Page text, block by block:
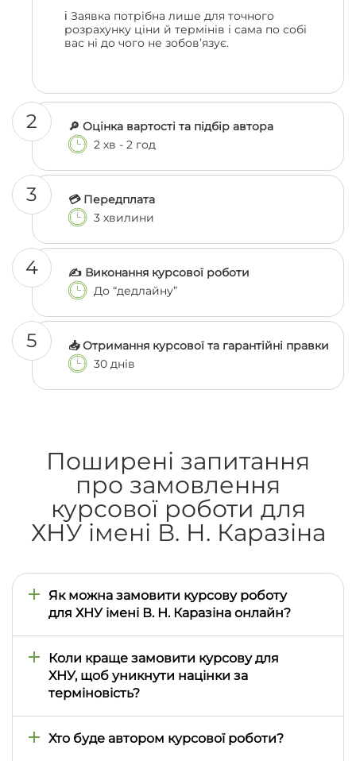
ℹ️ Заявка потрібна лише для точного
розрахунку ціни й термінів і сама по собі
вас ні до чого не зобов’язує.
2
🔎 Оцінка вартості та підбір автора
2 хв - 2 год
3
💳 Передплата
3 хвилини
4
✍️ Виконання курсової роботи
До “дедлайну”
5
📥 Отримання курсової та гарантійні правки
30 днів
Поширені запитання
про замовлення
курсової роботи для
ХНУ імені В. Н. Каразіна
Як можна замовити курсову роботу
для ХНУ імені В. Н. Каразіна онлайн?
na5ku.com.ua. У заявці потрібно вказати тему,
дисципліну, спеціальність, строки, вимоги
викладача та кафедри. Якщо є методичка, план,
список джерел або приклад оформлення, їх
краще одразу прикріпити до замовлення,
оскільки вимоги в ХНУ відрізняються залежно від
факультету.
Коли краще замовити курсову для
ХНУ, щоб уникнути націнки за
терміновість?
здачі. У ХНУ курсова часто потребує погодження
Хто буде автором курсової роботи?